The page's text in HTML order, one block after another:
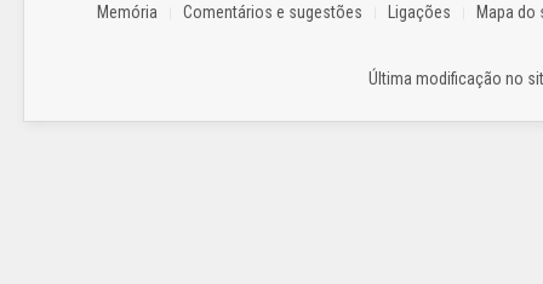
Memória Comentários e sugestões Ligações Mapa do
Última modificação no